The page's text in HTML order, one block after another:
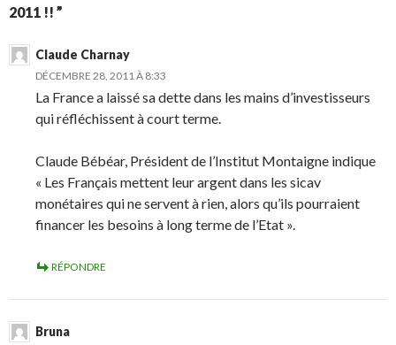
2011 !! ”
Claude Charnay
DÉCEMBRE 28, 2011 À 8:33
La France a laissé sa dette dans les mains d’investisseurs
qui réfléchissent à court terme.
Claude Bébéar, Président de l’Institut Montaigne indique
« Les Français mettent leur argent dans les sicav
monétaires qui ne servent à rien, alors qu’ils pourraient
financer les besoins à long terme de l’Etat ».
RÉPONDRE
Bruna